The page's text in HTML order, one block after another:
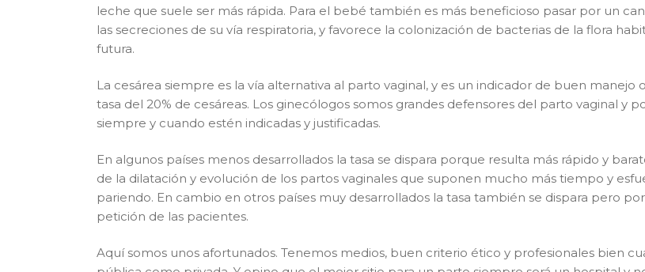
leche que suele ser más rápida. Para el bebé también es más beneficioso pasar por un
las secreciones de su vía respiratoria, y favorece la colonización de bacterias de la flora
futura.
La cesárea siempre es la vía alternativa al parto vaginal, y es un indicador de buen
tasa del 20% de cesáreas. Los ginecólogos somos grandes defensores del parto vaginal y
siempre y cuando estén indicadas y justificadas.
En algunos países menos desarrollados la tasa se dispara porque resulta más rápido y
de la dilatación y evolución de los partos vaginales que suponen mucho más tiempo y
pariendo. En cambio en otros países muy desarrollados la tasa también se dispara pero
petición de las pacientes.
Aquí somos unos afortunados. Tenemos medios, buen criterio ético y profesionales bien